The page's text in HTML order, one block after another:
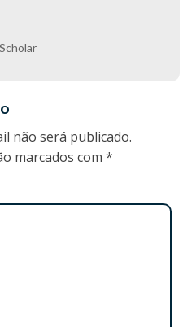
não será publicado.
marcados com*